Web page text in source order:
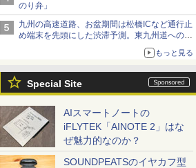
のり弁」
九州の高速道路、お盆期間は松橋ICなど通行止
め端末を先頭にした渋滞予測。東九州道への迂
もっと見る
Special Site
AIスマートノートの
iFLYTEK「AINOTE 2」はな
ぜ魅力的なのか？
SOUNDPEATSのイヤカフ型